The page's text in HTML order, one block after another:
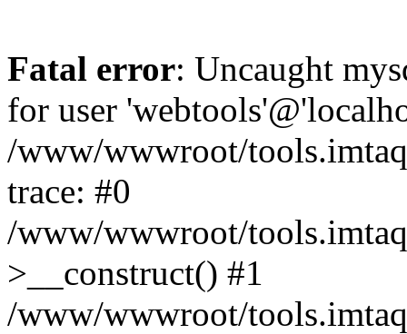
Fatal error: Uncaught
for user
/www/wwwroot/
trace: #0
/www/wwwroot/
>__construct() #1
/www/wwwroot/